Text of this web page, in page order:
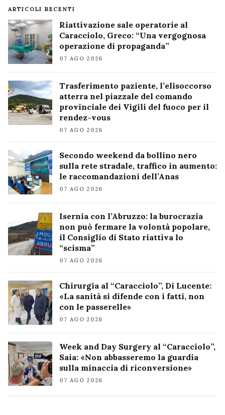
ARTICOLI RECENTI
Riattivazione sale operatorie al
Caracciolo, Greco: “Una vergognosa
operazione di propaganda”
07 AGO 2026
Trasferimento paziente, l’elisoccorso
atterra nel piazzale del comando
provinciale dei Vigili del fuoco per il
rendez-vous
07 AGO 2026
Secondo weekend da bollino nero
sulla rete stradale, traffico in aumento:
le raccomandazioni dell’Anas
07 AGO 2026
Isernia con l’Abruzzo: la burocrazia
non può fermare la volontà popolare,
il Consiglio di Stato riattiva lo
“scisma”
07 AGO 2026
Chirurgia al “Caracciolo”, Di Lucente:
«La sanità si difende con i fatti, non
con le passerelle»
07 AGO 2026
Week and Day Surgery al “Caracciolo”,
Saia: «Non abbasseremo la guardia
sulla minaccia di riconversione»
07 AGO 2026